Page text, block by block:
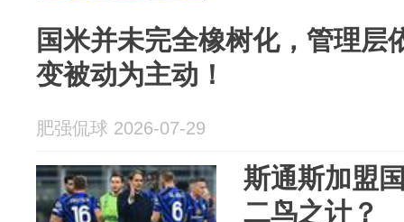
国米并未完全橡树化，管理层
变被动为主动！
肥强侃球 2026-07-29
斯通斯加盟
二鸟之计？